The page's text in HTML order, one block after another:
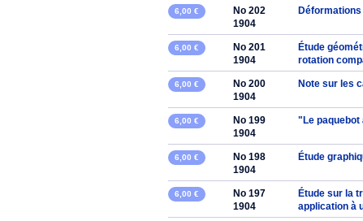
6,00 €
No 202
1904
6,00 €
No 201
1904
Étude
rotation
6,00 €
No 200
1904
Note sur les
6,00 €
No 199
1904
"Le
6,00 €
No 198
1904
Étude
6,00 €
No 197
1904
Étude sur la
application à